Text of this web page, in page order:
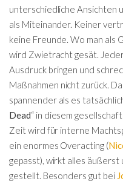
unterschiedliche Ansichten
als Miteinander. Keiner
keine Freunde. Wo man als
wird Zwietracht gesät.
Ausdruck bringen und
Maßnahmen nicht zurück.
spannender als es
Dead“ in diesem
Zeit wird für interne
ein enormes Overacting (
gepasst), wirkt alles äußerst
gestellt. Besonders gut bei